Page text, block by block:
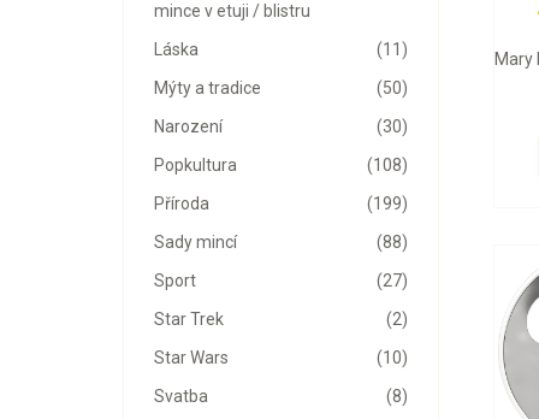
mince v etuji / blistru
(11)
Láska
(50)
Mýty a tradice
(30)
Narození
(108)
Popkultura
(199)
Příroda
(88)
Sady mincí
(27)
Sport
(2)
Star Trek
(10)
Star Wars
(8)
Svatba
Mary